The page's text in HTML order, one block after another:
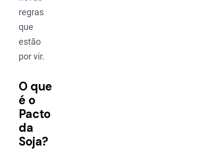
regras
que
estão
por vir.
O que
é o
Pacto
da
Soja?